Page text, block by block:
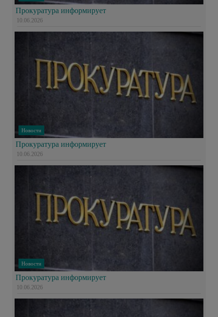
Прокуратура информирует
10.06.2026
Новости
Прокуратура информирует
10.06.2026
Новости
Прокуратура информирует
10.06.2026